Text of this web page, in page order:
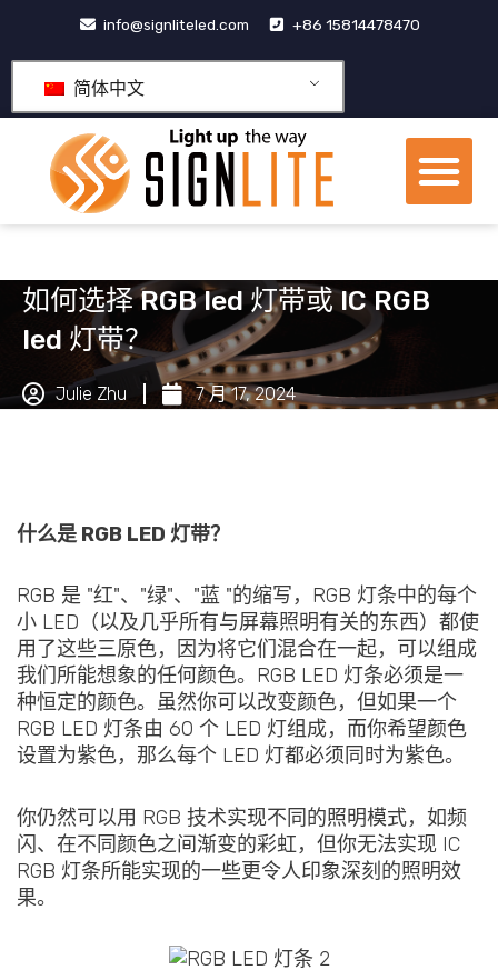
内
info@signliteled.com +86 15814478470
简体中文
菜
单
如何选择 RGB led 灯带或 IC RGB
led 灯带？
Julie Zhu 7 月 17, 2024
什么是 RGB LED 灯带？
RGB 是 "红"、"绿"、"蓝 "的缩写，RGB 灯条中的每个
小 LED（以及几乎所有与屏幕照明有关的东西）都使
用了这些三原色，因为将它们混合在一起，可以组成
我们所能想象的任何颜色。RGB LED 灯条必须是一
种恒定的颜色。虽然你可以改变颜色，但如果一个
RGB LED 灯条由 60 个 LED 灯组成，而你希望颜色
设置为紫色，那么每个 LED 灯都必须同时为紫色。
你仍然可以用 RGB 技术实现不同的照明模式，如频
闪、在不同颜色之间渐变的彩虹，但你无法实现 IC
RGB 灯条所能实现的一些更令人印象深刻的照明效
果。